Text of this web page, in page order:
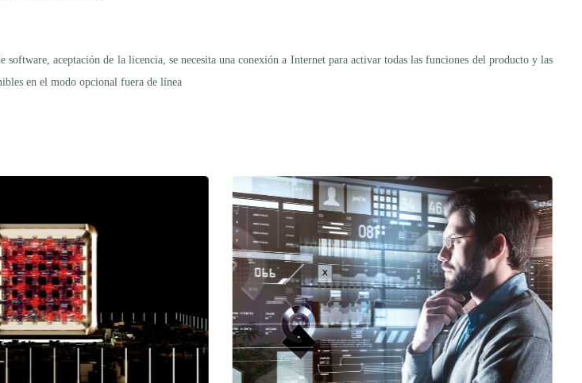
aceptación de la licencia, se necesita una conexión a Internet para activar todas las funciones del producto y las
en el modo opcional fuera de línea